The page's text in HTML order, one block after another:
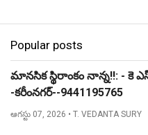
Popular posts
మానసిక స్థిరాంకం నాన్న!!: - కె
-కరీంనగర్--9441195765
ఆగస్టు 07, 2026 • T. VEDANTA SURY